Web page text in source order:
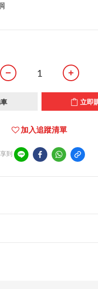
立即
加入追蹤清單
到